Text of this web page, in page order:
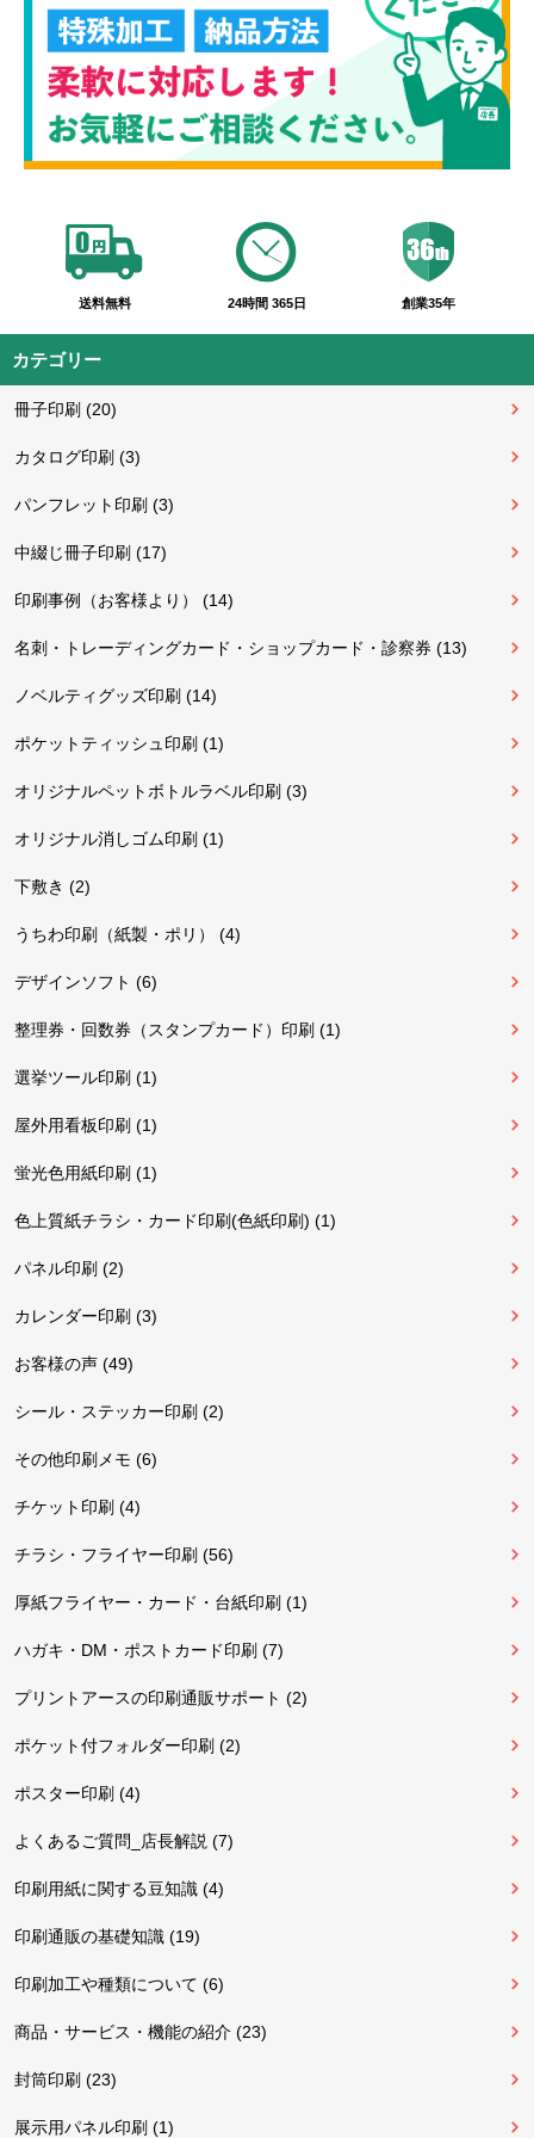
送料無料 24時間 365日 創業35年
カテゴリー
冊子印刷 (20)
カタログ印刷 (3)
パンフレット印刷 (3)
中綴じ冊子印刷 (17)
印刷事例（お客様より） (14)
名刺・トレーディングカード・ショップカード・診察券 (13)
ノベルティグッズ印刷 (14)
ポケットティッシュ印刷 (1)
オリジナルペットボトルラベル印刷 (3)
オリジナル消しゴム印刷 (1)
下敷き (2)
うちわ印刷（紙製・ポリ） (4)
デザインソフト (6)
整理券・回数券（スタンプカード）印刷 (1)
選挙ツール印刷 (1)
屋外用看板印刷 (1)
蛍光色用紙印刷 (1)
色上質紙チラシ・カード印刷(色紙印刷) (1)
パネル印刷 (2)
カレンダー印刷 (3)
お客様の声 (49)
シール・ステッカー印刷 (2)
その他印刷メモ (6)
チケット印刷 (4)
チラシ・フライヤー印刷 (56)
厚紙フライヤー・カード・台紙印刷 (1)
ハガキ・DM・ポストカード印刷 (7)
プリントアースの印刷通販サポート (2)
ポケット付フォルダー印刷 (2)
ポスター印刷 (4)
よくあるご質問_店長解説 (7)
印刷用紙に関する豆知識 (4)
印刷通販の基礎知識 (19)
印刷加工や種類について (6)
商品・サービス・機能の紹介 (23)
封筒印刷 (23)
展示用パネル印刷 (1)